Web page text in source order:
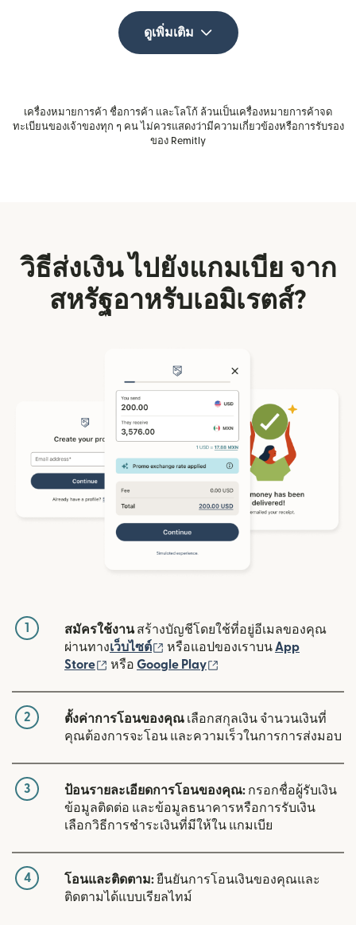
ดูเพิ่มเติม
เครื่องหมายการค้า ชื่อการค้า และโลโก้ ล้วนเป็นเครื่องหมายการค้าจด
ทะเบียนของเจ้าของทุก ๆ คน ไม่ควรแสดงว่ามีความเกี่ยวข้องหรือการรับรอง
ของ Remitly
วิธีส่งเงิน ไปยังแกมเบีย จาก
สหรัฐอาหรับเอมิเรตส์?
1 สมัครใช้งานสร้างบัญชีโดยใช้ที่อยู่อีเมลของคุณ
ผ่านทางเว็บไซต์ (เปิดในหน้าต่างใหม่)
หรือแอปของเราบนApp
Store
(เปิดในหน้าต่างใหม่)
หรือ Google Play
2 ตั้งค่าการโอนของคุณ เลือกสกุลเงิน จำนวนเงินที่
คุณต้องการจะโอน และความเร็วในการการส่งมอบ
3 ป้อนรายละเอียดการโอนของคุณ: กรอกชื่อผู้รับเงิน
ข้อมูลติดต่อ และข้อมูลธนาคารหรือการรับเงิน
เลือกวิธีการชำระเงินที่มีให้ใน แกมเบีย
4 โอนและติดตาม:ยืนยันการโอนเงินของคุณและ
ติดตามได้แบบเรียลไทม์